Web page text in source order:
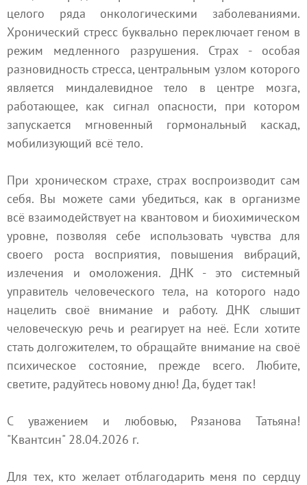
целого ряда онкологическими заболеваниями.
Хронический стресс буквально переключает геном в
режим медленного разрушения. Страх - особая
разновидность стресса, центральным узлом которого
является миндалевидное тело в центре мозга,
работающее, как сигнал опасности, при котором
запускается мгновенный гормональный каскад,
мобилизующий всё тело.
При хроническом страхе, страх воспроизводит сам
себя. Вы можете сами убедиться, как в организме
всё взаимодействует на квантовом и биохимическом
уровне, позволяя себе использовать чувства для
своего роста восприятия, повышения вибраций,
излечения и омоложения. ДНК - это системный
управитель человеческого тела, на которого надо
нацелить своё внимание и работу. ДНК слышит
человеческую речь и реагирует на неё. Если хотите
стать долгожителем, то обращайте внимание на своё
психическое состояние, прежде всего. Любите,
светите, радуйтесь новому дню! Да, будет так!
С уважением и любовью, Рязанова Татьяна!
"Квантсин" 28.04.2026 г.
Для тех, кто желает отблагодарить меня по сердцу